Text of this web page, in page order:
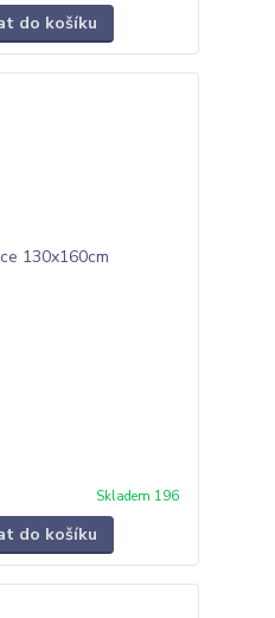
do košíku
Skladem 196
do košíku